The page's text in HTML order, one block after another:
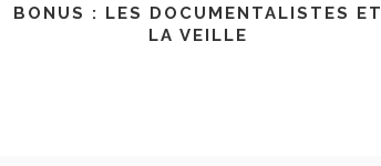
BONUS : LES DOCUMENTALISTES ET
LA VEILLE